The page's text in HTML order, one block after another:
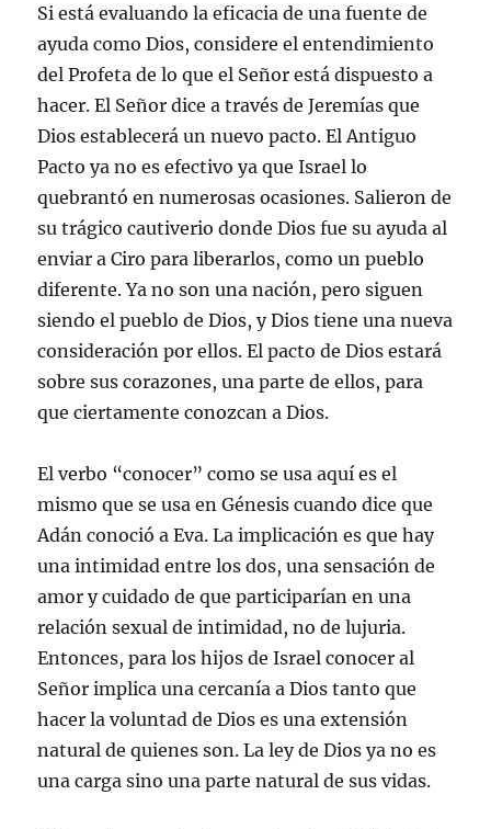
Si está evaluando la eficacia de una fuente de
ayuda como Dios, considere el entendimiento
del Profeta de lo que el Señor está dispuesto a
hacer. El Señor dice a través de Jeremías que
Dios establecerá un nuevo pacto. El Antiguo
Pacto ya no es efectivo ya que Israel lo
quebrantó en numerosas ocasiones. Salieron de
su trágico cautiverio donde Dios fue su ayuda al
enviar a Ciro para liberarlos, como un pueblo
diferente. Ya no son una nación, pero siguen
siendo el pueblo de Dios, y Dios tiene una nueva
consideración por ellos. El pacto de Dios estará
sobre sus corazones, una parte de ellos, para
que ciertamente conozcan a Dios.
El verbo “conocer” como se usa aquí es el
mismo que se usa en Génesis cuando dice que
Adán conoció a Eva. La implicación es que hay
una intimidad entre los dos, una sensación de
amor y cuidado de que participarían en una
relación sexual de intimidad, no de lujuria.
Entonces, para los hijos de Israel conocer al
Señor implica una cercanía a Dios tanto que
hacer la voluntad de Dios es una extensión
natural de quienes son. La ley de Dios ya no es
una carga sino una parte natural de sus vidas.